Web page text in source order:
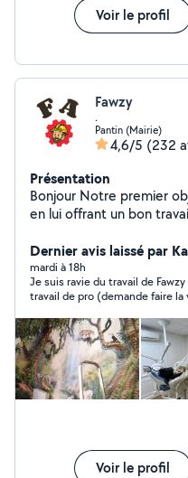
Voir le profil
Fawzy
.
Pantin (Mairie)
4,6/5 (232
Présentation
Bonjour Notre premier objectif est de satisfaire le client
en lui offrant un bon travail à un prix raisonnable et de
conquérir un nouveau client. Nous sommes
service à tout moment. N'hésitez pas à nous contacter.
Nous attendons votre
travaillons dans disponible 7j/7, je me déplace sur Paris
et alentours. cordialement À votre service. 24/24
peinture intérieure murs / plafonds -
décoller et coller -des papiers peint. -pose le sol,
parquet, lino, Installation de
carrelage,
Dernier avis laissé par
mardi à 18h
Je suis ravie du travail de
travail de pro (demande faire
positionner un grand miroir.
satisfait. Un grand merci
Voir le profil